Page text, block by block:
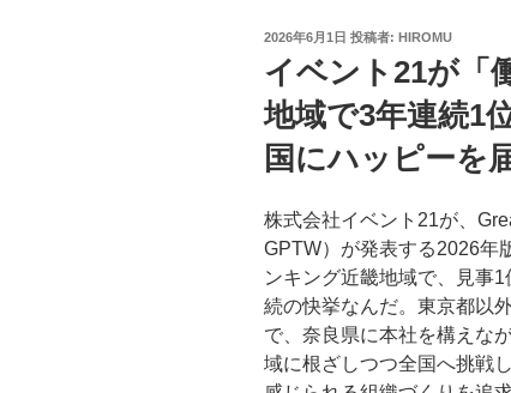
投
日:
2026年6月1日 投稿者: HIROMU
イベント21が「
地域で3年連続1
国にハッピーを
株式会社イベント21が、
GPTW）が発表する2026年
ンキング近畿地域で、見事
続の快挙なんだ。東京都以
で、奈良県に本社を構えな
域に根ざしつつ全国へ挑戦